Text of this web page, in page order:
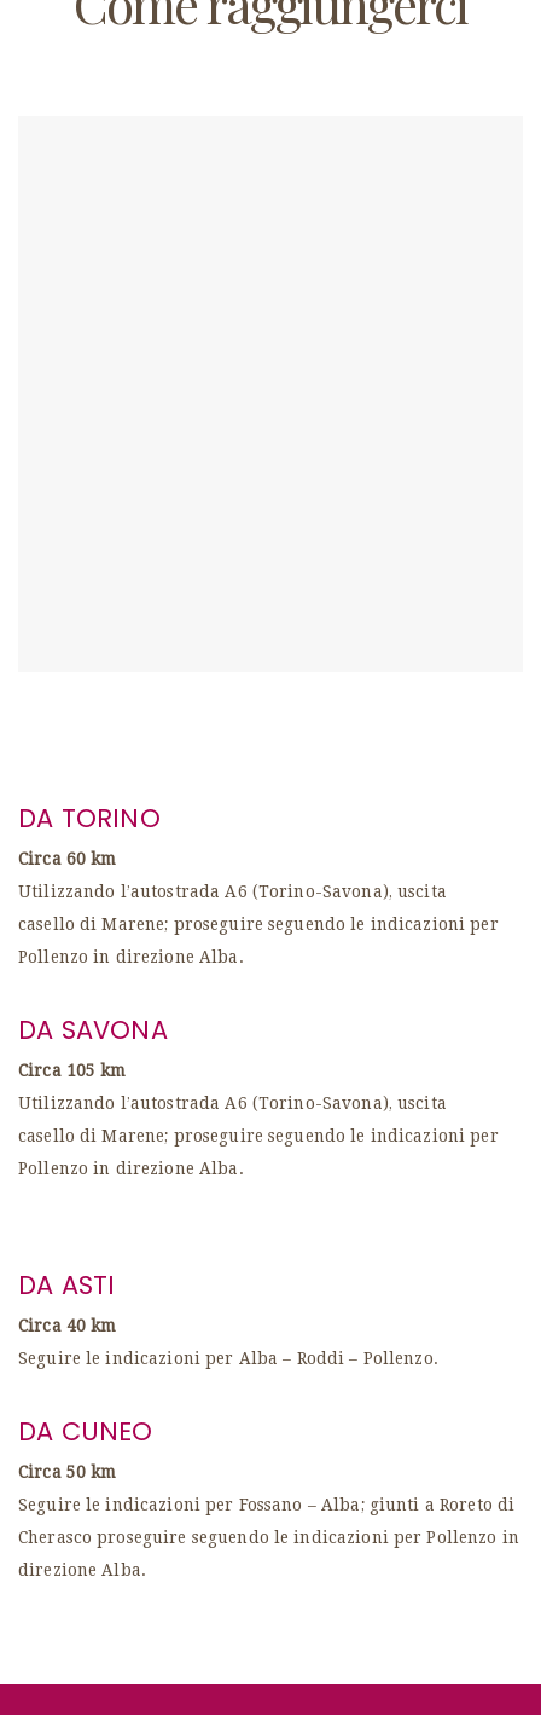
DA TORINO
Circa 60 km
Utilizzando l’autostrada A6 (Torino-Savona), uscita
casello di Marene; proseguire seguendo le indicazioni per
Pollenzo in direzione Alba.
DA SAVONA
Circa 105 km
Utilizzando l’autostrada A6 (Torino-Savona), uscita
casello di Marene; proseguire seguendo le indicazioni per
Pollenzo in direzione Alba.
DA ASTI
Circa 40 km
Seguire le indicazioni per Alba – Roddi – Pollenzo.
DA CUNEO
Circa 50 km
Seguire le indicazioni per Fossano – Alba; giunti a Roreto di
Cherasco proseguire seguendo le indicazioni per Pollenzo in
direzione Alba.